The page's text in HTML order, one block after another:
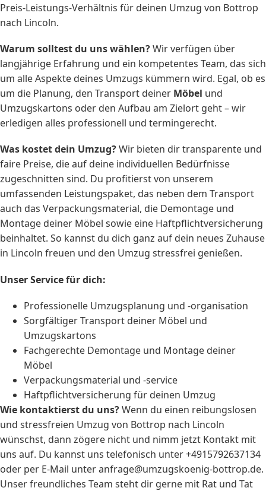
Preis-Leistungs-Verhältnis für deinen Umzug von Bottrop
nach Lincoln.
Warum solltest du uns wählen?Wir verfügen über
langjährige Erfahrung und ein kompetentes Team, das sich
um alle Aspekte deines Umzugs kümmern wird. Egal, ob es
um die Planung, den Transport deiner Möbel und
Umzugskartons oder den Aufbau am Zielort geht – wir
erledigen alles professionell und termingerecht.
Was kostet dein Umzug?Wir bieten dir transparente und
faire Preise, die auf deine individuellen Bedürfnisse
zugeschnitten sind. Du profitierst von unserem
umfassenden Leistungspaket, das neben dem Transport
auch das Verpackungsmaterial, die Demontage und
Montage deiner Möbel sowie eine Haftpflichtversicherung
beinhaltet. So kannst du dich ganz auf dein neues Zuhause
in Lincoln freuen und den Umzug stressfrei genießen.
Unser Service für dich:
Professionelle Umzugsplanung und -organisation
Sorgfältiger Transport deiner Möbel und
Umzugskartons
Fachgerechte Demontage und Montage deiner
Möbel
Verpackungsmaterial und -service
Haftpflichtversicherung für deinen Umzug
Wie kontaktierst du uns?Wenn du einen reibungslosen
und stressfreien Umzug von Bottrop nach Lincoln
wünschst, dann zögere nicht und nimm jetzt Kontakt mit
uns auf. Du kannst uns telefonisch unter +4915792637134
oder per E-Mail unteranfrage@umzugskoenig-bottrop.de.
Unser freundliches Team steht dir gerne mit Rat und Tat